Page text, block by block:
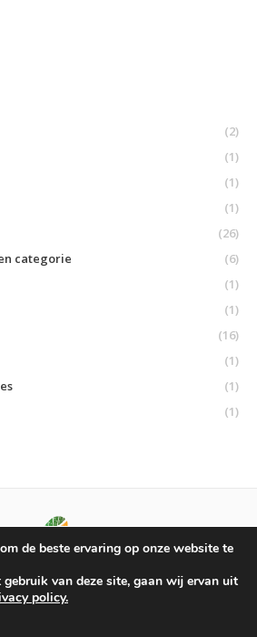
(2)
(1)
(1)
(1)
(26)
categorie
(6)
(1)
(1)
(16)
(1)
(1)
(1)
Doiceau • Tél : +32 (0)10/88 10 25 • Fax :
0876825362 • RPM Nivelles •
INTERNET
CONDITIES
de beste ervaring op onze website te
van deze site, gaan wij ervan uit
policy.